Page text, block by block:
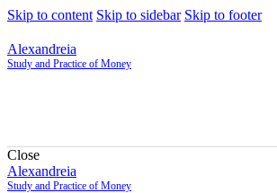
Skip to content Skip to sidebar Skip to footer
Alexandreia
Study and Practice of Money
Close
Alexandreia
Study and Practice of Money